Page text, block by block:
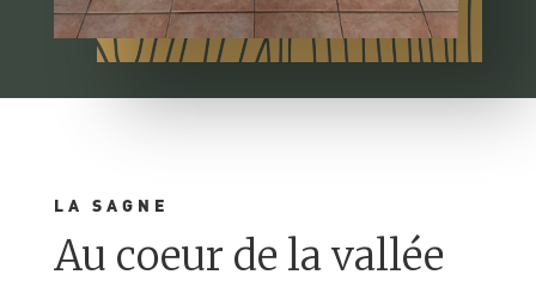
LA SAGNE
Au coeur de la vallée